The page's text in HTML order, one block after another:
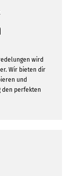
wird
Wir bieten dir
und
den perfekten